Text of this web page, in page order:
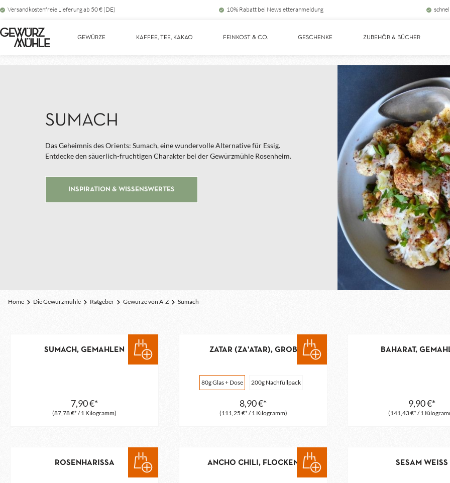
Zur Hauptnavigation springen
Versandkostenfreie Lieferung ab 50 € (DE) 10% Rabatt bei Newsletteranmeldung
GEWÜRZE KAFFEE, TEE, KAKAO FEINKOST & CO. GESCHENKE ZUBEHÖR & BÜCHER
SUMACH
Das Geheimnis des Orients: Sumach, eine wundervolle Alternative für Essig.
Entdecke den säuerlich-fruchtigen Charakter bei der Gewürzmühle Rosenheim.
INSPIRATION & WISSENSWERTES
Home Die Gewürzmühle Ratgeber Gewürze von A-Z Sumach
SUMACH, GEMAHLEN
(87,78 €* / 1 Kilogramm)
7,90 €*
ZATAR (ZA'ATAR), GROB
80g Glas + Dose 200g Nachfüllpack
(111,25 €* / 1 Kilogramm)
8,90 €*
BAHARAT,
(141,43 €* / 1
9,90 €*
ROSENHARISSA ANCHO CHILI, FLOCKEN SESAM WEISS